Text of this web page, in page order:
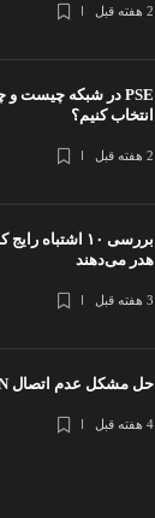
2 هفته قبل
انتخاب کنیم؟
2 هفته قبل
بررسی ۱۰
هدر می‌دهند
3 هفته قبل
حل مشکل عدم اتصال VPN در میکروتیک
4 هفته قبل